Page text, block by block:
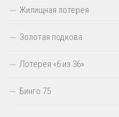
Жилищная лотерея
Золотая подкова
Лотерея «6 из 36»
Бинго 75